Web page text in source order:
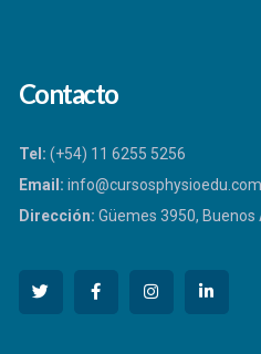
Contacto
Tel: (+54) 11 6255 5256
Email: info@cursosphysioedu.com
Dirección: Güemes 3950,